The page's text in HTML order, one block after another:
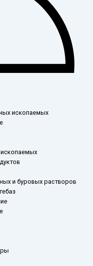
ископаемых
и буровых растворов